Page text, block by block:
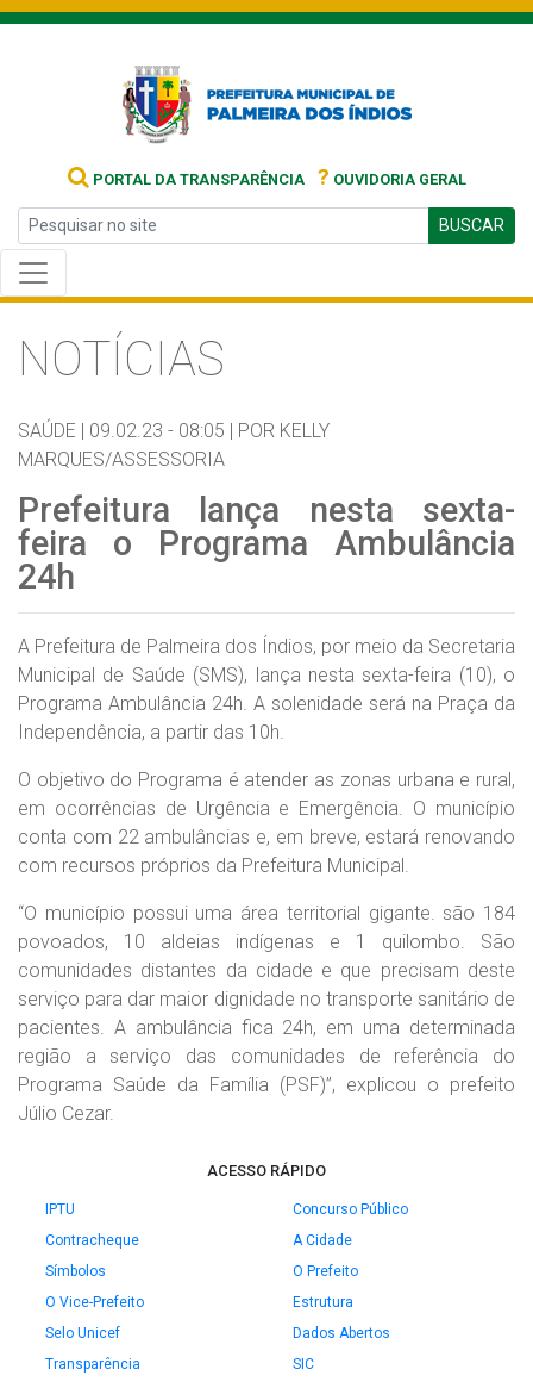
PORTAL DA TRANSPARÊNCIA ? OUVIDORIA GERAL
BUSCAR
NOTÍCIAS
SAÚDE | 09.02.23 - 08:05 | POR KELLY
MARQUES/ASSESSORIA
Prefeitura lança nesta sexta-
feira o Programa Ambulância
24h
A Prefeitura de Palmeira dos Índios, por meio da Secretaria
Municipal de Saúde (SMS), lança nesta sexta-feira (10), o
Programa Ambulância 24h. A solenidade será na Praça da
Independência, a partir das 10h.
O objetivo do Programa é atender as zonas urbana e rural,
em ocorrências de Urgência e Emergência. O município
conta com 22 ambulâncias e, em breve, estará renovando
com recursos próprios da Prefeitura Municipal.
“O município possui uma área territorial gigante. são 184
povoados, 10 aldeias indígenas e 1 quilombo. São
comunidades distantes da cidade e que precisam deste
serviço para dar maior dignidade no transporte sanitário de
pacientes. A ambulância fica 24h, em uma determinada
região a serviço das comunidades de referência do
Programa Saúde da Família (PSF)”, explicou o prefeito
Júlio Cezar.
ACESSO RÁPIDO
IPTU
Concurso Público
Contracheque
A Cidade
Símbolos
O Prefeito
O Vice-Prefeito
Estrutura
Selo Unicef
Dados Abertos
Transparência
SIC